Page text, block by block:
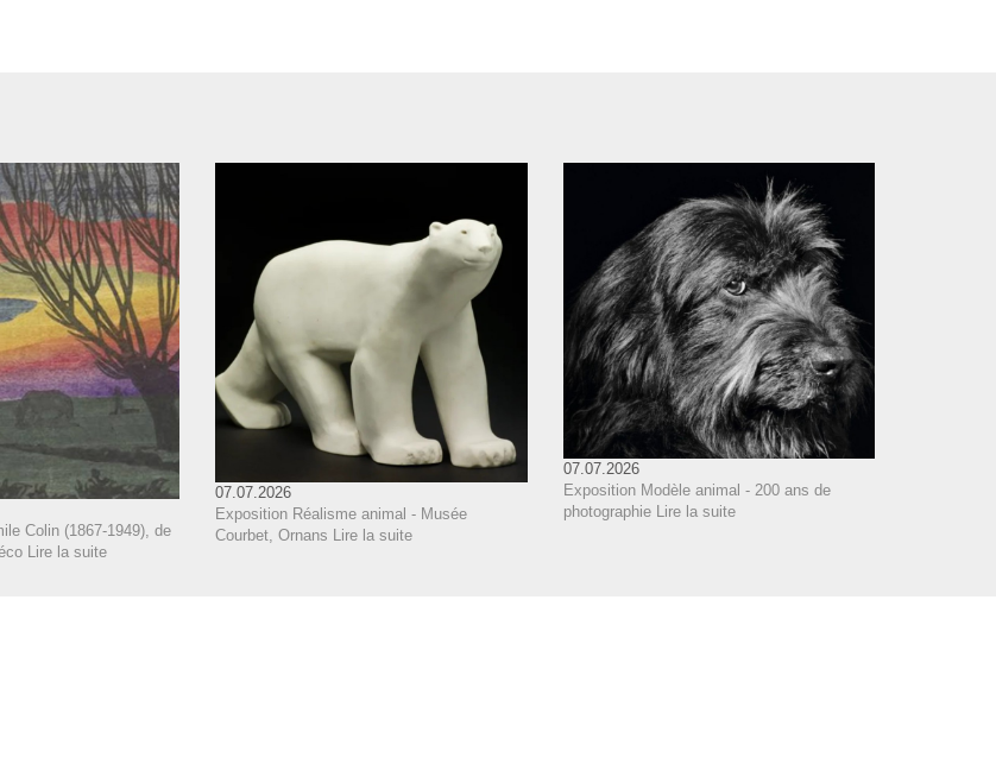
Colin (1867-1949), de
Lire la suite
07.07.2026
Exposition Réalisme animal - Musée
Courbet, Ornans
Lire la suite
07.07.2026
Exposition Modèle animal - 200 ans de
photographie Lire la suite